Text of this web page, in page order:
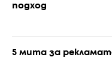
подход
5 мита за